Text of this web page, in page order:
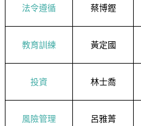
法令遵循 蔡博鏗
教育訓練 黃定國
投資 林士喬
風險管理 呂雅菁